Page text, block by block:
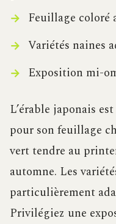
Feuillage coloré
Variétés naines
Exposition mi-
L’érable japonais
pour son feuillage
vert tendre au
automne. Les
particulièrement
Privilégiez une